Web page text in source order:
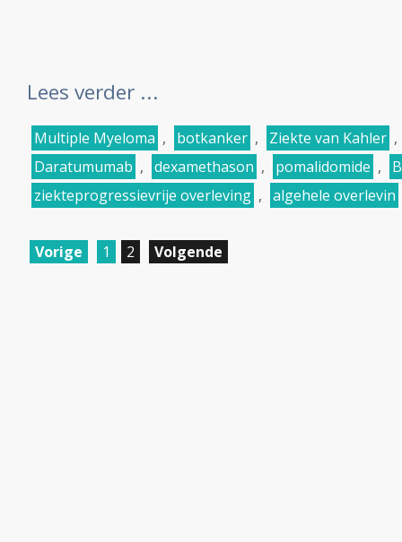
Lees verder ...
Multiple Myeloma , botkanker , Ziekte van Kahler ,
Daratumumab , dexamethason , pomalidomide ,
ziekteprogressievrije overleving , algehele overlevin
Vorige 1 2 Volgende